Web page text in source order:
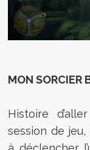
MON SORCIER
Histoire
session de